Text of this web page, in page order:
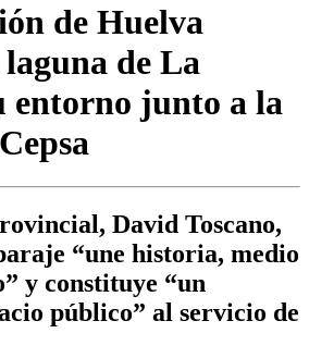
de Huelva
de La
entorno junto a la
David Toscano,
“une historia, medio
y constituye “un
público” al servicio de